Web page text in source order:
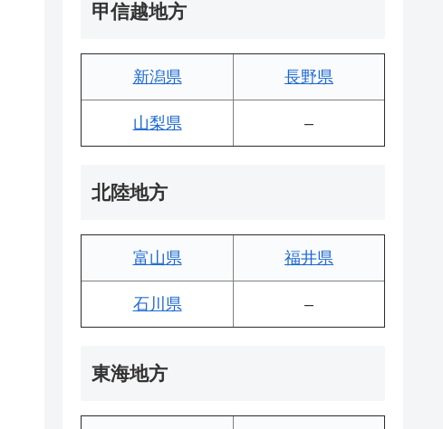
甲信越地方
新潟県 長野県
山梨県 –
北陸地方
富山県 福井県
石川県 –
東海地方